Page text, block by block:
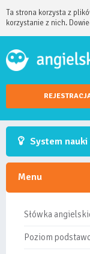
Ta strona korzysta z
korzystanie z nich.
System nauki
Menu
Słówka
Poziom